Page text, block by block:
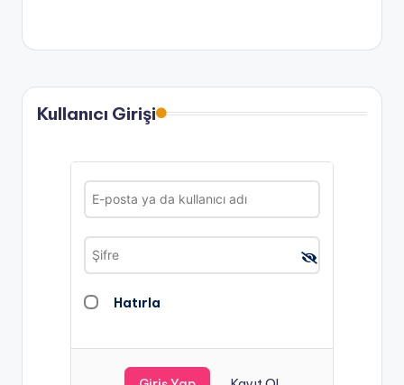
Kullanıcı Girişi
Hatırla